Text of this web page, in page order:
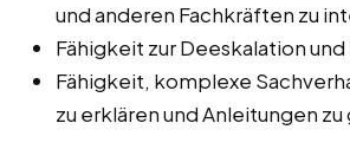
und anderen Fachkräften zu
Fähigkeit zur Deeskalation
Fähigkeit, komplexe
zu erklären und Anleitungen